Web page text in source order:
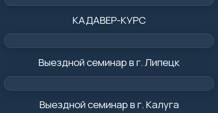
КАДАВЕР-КУРС
Выездной семинар в г. Липецк
Выездной семинар в г. Калуга